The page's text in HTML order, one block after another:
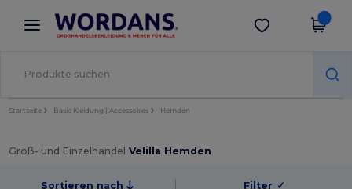
× Wordans App
Bessere Preise in der App!
App holen
Startseite Basic Kleidung | Accessoires Hemden
Groß- und Einzelhandel Velilla Hemden
Sortieren nach Filter ✓